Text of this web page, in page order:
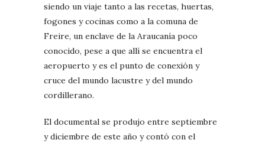
siendo un viaje tanto a las recetas, huertas,
fogones y cocinas como a la comuna de
Freire, un enclave de la Araucanía poco
conocido, pese a que allí se encuentra el
aeropuerto y es el punto de conexión y
cruce del mundo lacustre y del mundo
cordillerano.
El documental se produjo entre septiembre
y diciembre de este año y contó con el